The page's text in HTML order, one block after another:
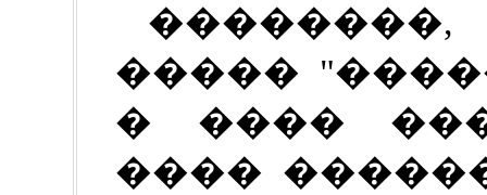
�����
� ����
����